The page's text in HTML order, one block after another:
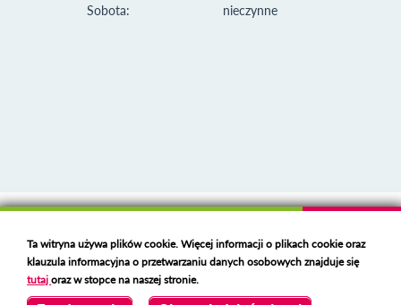
Sobota:
nieczynne
Deklaracja dostępności
Polski serwer RBLhttps://polspam.pl/
Copyright 2023 Urząd Miejski w Opolu Lubelskim
Ta witryna używa plików cookie. Więcej informacji o plikach cookie oraz
klauzula informacyjna o przetwarzaniu danych osobowych znajduje się
tutajoraz w stopce na naszej stronie.